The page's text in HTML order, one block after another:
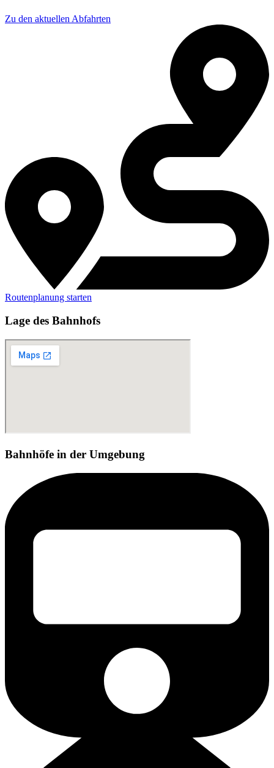
Zu den aktuellen Abfahrten
Routenplanung starten
Lage des Bahnhofs
Bahnhöfe in der Umgebung